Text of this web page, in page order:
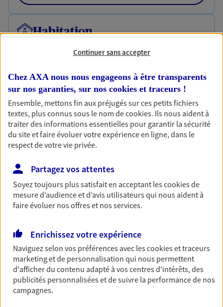
Habitation
contrat Ma Maison assure votre sérénité en
Découvrir l'offre Habitation
OBTENIR UN TARIF EN LIGNE
Garantie Accidents de la Vie
ou grande lectrice… personne n'est à l'abri d'un
accident du quotidien. Avec Ma Protection
Accident, protégez votre qualité de vie et vos
revenus.
OBTENIR UN TARIF EN LIGNE
Multirisque Entreprise
Gagnez en simplicité et en sérénité avec votre
Continuer sans accepter
Chez AXA nous nous engageons à être transparents
sur nos garanties, sur nos cookies et traceurs !
Ensemble, mettons fin aux préjugés sur ces petits fichiers
textes, plus connus sous le nom decookies. Ils nous aident à
traiter des informations essentielles pour garantir la sécurité
du site et faire évoluer votre expérience en ligne, dans le
respect de votre vie privée.
Partagez vos attentes
Soyez toujours plus satisfait en acceptant lescookiesde
mesure d’audience et d’avis utilisateurs qui nous aident à
faire évoluer nos offres et nos services.
Enrichissez votre expérience
Naviguez selon vos préférences avec lescookies et traceurs
marketing et de personnalisation qui nous permettent
d'afficher du contenu adapté à vos centres d'intérêts, des
publicités personnalisées et de suivre la performance de nos
campagnes.